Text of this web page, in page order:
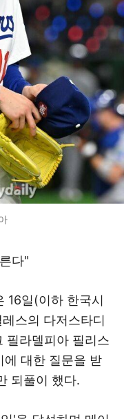
다"
16일(이하 한국시
스의 다저스타디
필라델피아 필리스
에 대한 질문을 받
되풀이 했다.